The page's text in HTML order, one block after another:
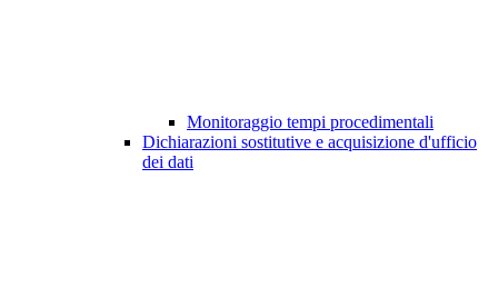
Monitoraggio tempi procedimentali
Dichiarazioni sostitutive e acquisizione d'ufficio
dei dati